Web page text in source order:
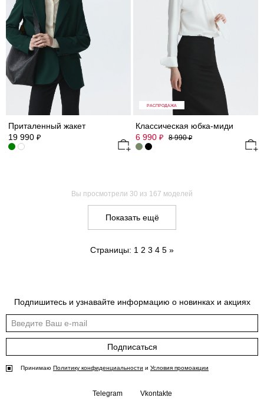
Приталенный жакет
19 990 ₽
РАСПРОДАЖА
Классическая юбка-миди
6 990 ₽ 8 990₽
Вы просмотрели 30 из 167 моделей
Показать ещё
Страницы: 1 2 3 4 5 »
Подпишитесь и узнавайте информацию о новинках и акциях
Подписаться
Принимаю Политику конфиденциальности и Условия промоакции
Telegram Vkontakte